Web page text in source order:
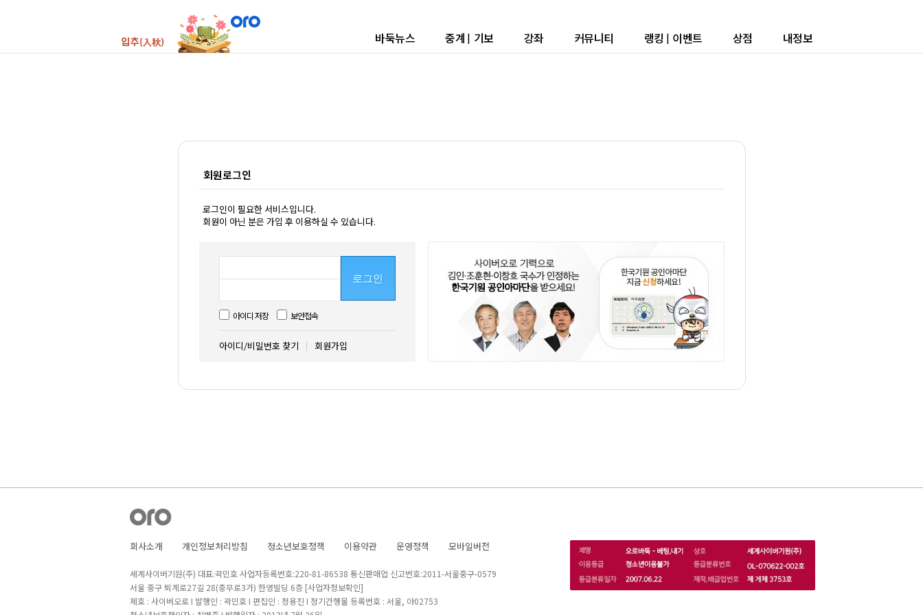
바둑뉴스 중계 | 기보 강좌 커뮤니티 랭킹 | 이벤트 상점 내정보
회원로그인
로그인이 필요한 서비스입니다.
회원이 아닌 분은 가입 후 이용하실 수 있습니다.
로그인
아이디 저장 보안접속
아이디/비밀번호 찾기 회원가입
회사소개 개인정보처리방침 청소년보호정책 이용약관 운영정책 모바일버전
세계사이버기원(주) 대표:곽민호 사업자등록번호:220-81-86538 통신판매업 신고번호:2011-서울중구-0579
서울 중구 퇴계로27길 28(충무로3가) 한영빌딩 6층 [사업자정보확인]
제호 : 사이버오로 I 발행인 : 곽민호 I 편집인 : 정용진 I 정기간행물 등록번호 : 서울, 아02753